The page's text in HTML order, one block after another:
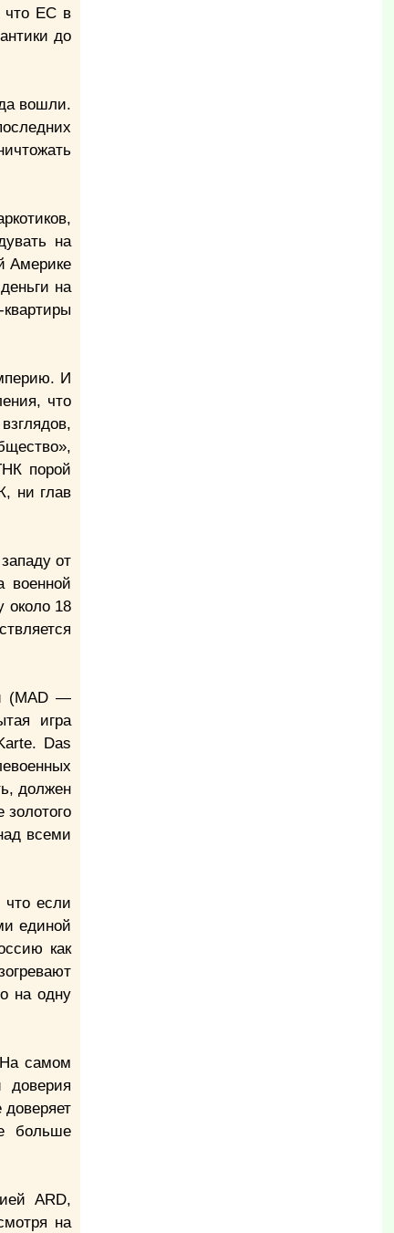
что ЕС в
до
вошли.
на
Америке
на
И
что
порой
ни глав
от
военной
около 18
(MAD —
игра
Das
должен
всеми
если
единой
как
на одну
самом
больше
ARD,
на